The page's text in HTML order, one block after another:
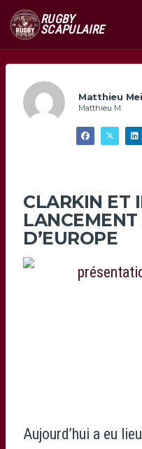
RUGBY
SCAPULAIRE
Matthieu
Matthieu M
CLARKIN ET
D’EUROPE
Aujourd’hui a eu